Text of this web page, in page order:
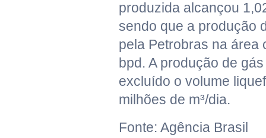
produzida alcançou
sendo que a produção
pela Petrobras na área
bpd. A produção de
excluído o volume
milhões de m³/dia.
Fonte: Agência Brasil